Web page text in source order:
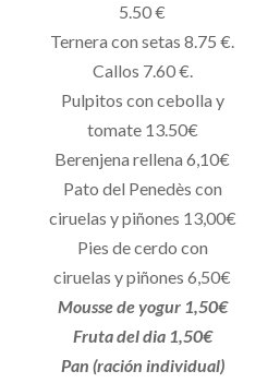
5.50 €
Ternera con setas 8.75 €.
Callos 7.60 €.
Pulpitos con cebolla y
tomate 13.50€
Berenjena rellena 6,10€
Pato del Penedès con
ciruelas y piñones 13,00€
Pies de cerdo con
ciruelas y piñones 6,50€
Mousse de yogur 1,50€
Fruta del dia 1,50€
Pan (ración individual)